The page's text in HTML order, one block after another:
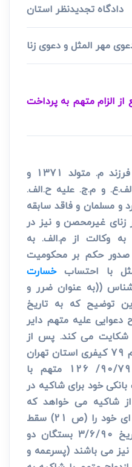
دادگاه تجدیدنظر استان
مهر المثل و دعوی زنا
الزام متهم به پرداخت
در خصوص شکایت م.الف. فرزند م. متولد 1371 و
و م.ج. علیه ح.الف.
1364 و مجرد و مسلمان و فاقد سابقه
زنای غیرمحصن و نیز در
وکالت از م.الف. به
حکم بر محکومیت
با احتسابخسارت
((به عنوان ضرر و
توضیح که به تاریخ
طرح دعوایی علیه متهم دایر
شکایت می کند. پس از
ارجاع پرونده به شعبه محترم 79 کیفری استان تهران
و ثبت به کلاسه شماره 90/79/ 126 متهم با
خود برای شاکیه در
1/6/1390 (ص2) از شاکیه می خواهد که
جنین یک ماه و یک هفته ای خود را (ص 21) سقط
نماید و متعاقب آن در تاریخ 3/6/90 بستگان دو
می باشند (پسرعمه و